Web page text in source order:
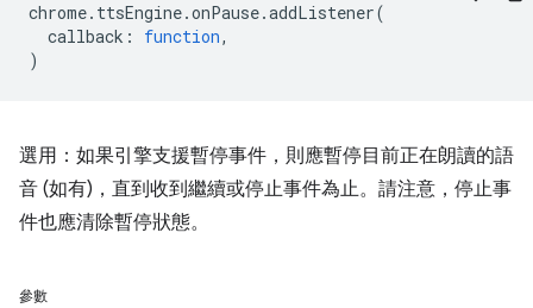
chrome. ttsEngine.onPause.addListener(
callback : function,
)
選用：如果引擎支援暫停事件，則應暫停目前正在朗讀的語
音 (如有)，直到收到繼續或停止事件為止。請注意，停止事
件也應清除暫停狀態。
參數